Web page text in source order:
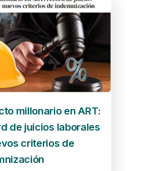
millonario en ART:
de juicios laborales
criterios de